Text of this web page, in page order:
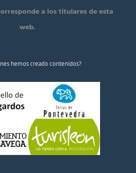
a los titulares de esta
web.
hemos creado contenidos?